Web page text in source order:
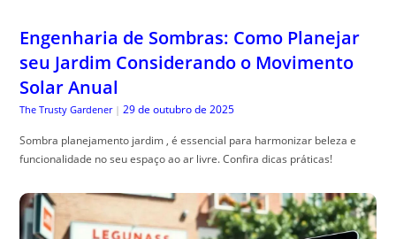
Engenharia de Sombras: Como Planejar
seu Jardim Considerando o Movimento
Solar Anual
The Trusty Gardener | 29 de outubro de 2025
Sombra planejamento jardim , é essencial para harmonizar beleza e
funcionalidade no seu espaço ao ar livre. Confira dicas práticas!